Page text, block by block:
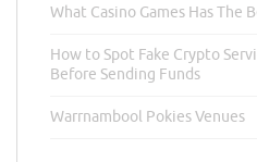
What Casino Games Has The
How to Spot Fake Crypto
Before Sending Funds
Warrnambool Pokies Venues